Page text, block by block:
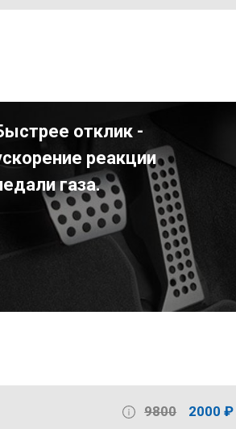
отклик -
реакции
газа.
9800 2000 ₽